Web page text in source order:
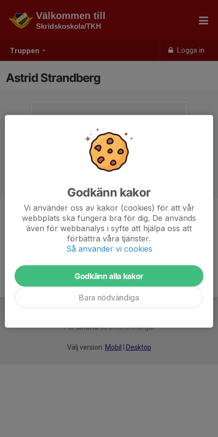
Truppen Logga in
Välkommen till
Skridskoskola/TKH
Astrid Strandberg
Position
-
6 år
Försmartaidrottsföreningar
Välj version: Mobil Desktop
Godkänn kakor
Vi använder oss av kakor (cookies) för att vår
webbplats ska fungera bra för dig. De används
även för webbanalys i syfte att hjälpa oss att
förbättra våra tjänster.
Så använder vi cookies
Godkänn alla kakor
Bara nödvändiga